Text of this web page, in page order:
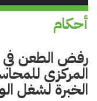
أحكام
رفض الطعن في
المركزى
الخبرة لشغل